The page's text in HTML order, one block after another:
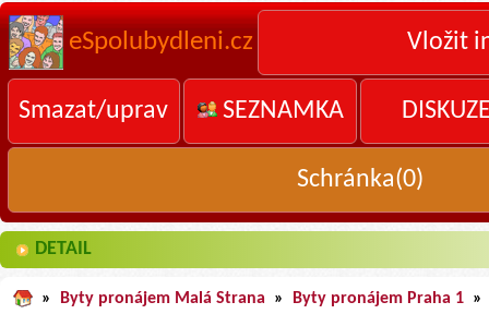
eSpolubydleni.cz Vložit
Smazat/uprav SEZNAMKA
Schránka(0)
DETAIL
» Byty pronájem Malá Strana » Byty pronájem Praha 1 »